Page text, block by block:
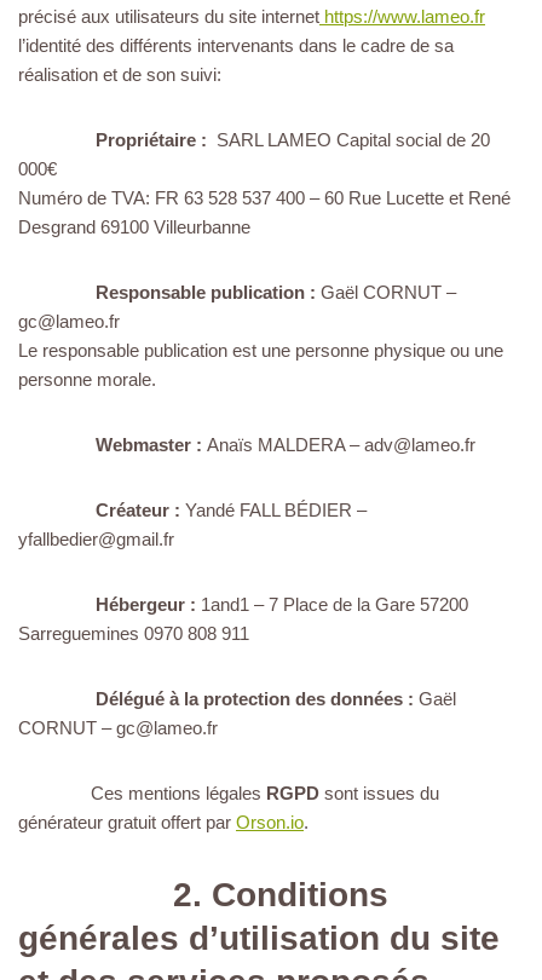
précisé aux utilisateurs du site internet https://www.lameo.fr
l’identité des différents intervenants dans le cadre de sa
réalisation et de son suivi:
Propriétaire : SARL LAMEO Capital social de 20
000€
Numéro de TVA: FR 63 528 537 400 – 60 Rue Lucette et René
Desgrand 69100 Villeurbanne
Responsable publication : Gaël CORNUT –
gc@lameo.fr
Le responsable publication est une personne physique ou une
personne morale.
Webmaster : Anaïs MALDERA – adv@lameo.fr
Créateur : Yandé FALL BÉDIER –
yfallbedier@gmail.fr
Hébergeur : 1and1 – 7 Place de la Gare 57200
Sarreguemines 0970 808 911
Délégué à la protection des données : Gaël
CORNUT – gc@lameo.fr
Ces mentions légales RGPD sont issues du
générateur gratuit offert par Orson.io.
2. Conditions
générales d’utilisation du site